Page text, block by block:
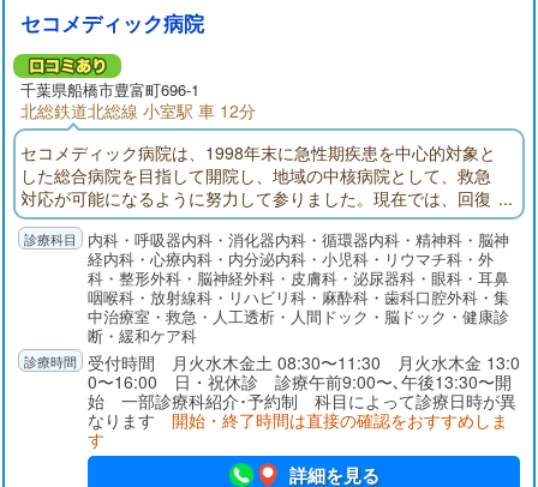
セコメディック病院
千葉県船橋市豊富町696-1
北総鉄道北総線 小室駅 車 12分
セコメディック病院は、1998年末に急性期疾患を中心的対象と
した総合病院を目指して開院し、地域の中核病院として、救急
対応が可能になるように努力して参りました。現在では、回復
期リハビリテーション病棟、地域包括ケア病棟を備え、在宅医
療にも注力しております。
内科・呼吸器内科・消化器内科・循環器内科・精神科・脳神
経内科・心療内科・内分泌内科・小児科・リウマチ科・外
科・整形外科・脳神経外科・皮膚科・泌尿器科・眼科・耳鼻
咽喉科・放射線科・リハビリ科・麻酔科・歯科口腔外科・集
中治療室・救急・人工透析・人間ドック・脳ドック・健康診
断・緩和ケア科
受付時間 月火水木金土 08:30〜11:30 月火水木金 13:0
0〜16:00 日・祝休診 診療午前9:00〜､午後13:30〜開
始 一部診療科紹介･予約制 科目によって診療日時が異
なります 開始・終了時間は直接の確認をおすすめしま
す
詳細を見る